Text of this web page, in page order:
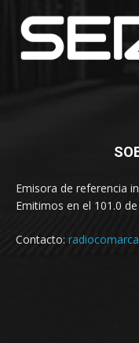
Emisora de referencia
Emitimos en el 101.0
Contacto: